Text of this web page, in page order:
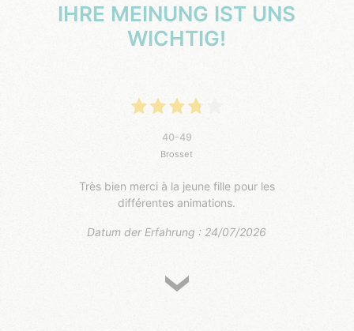
IHRE MEINUNG IST UNS
WICHTIG!
40-49
Brosset
Très bien merci à la jeune fille pour les
différentes animations.
Datum der Erfahrung : 24/07/2026